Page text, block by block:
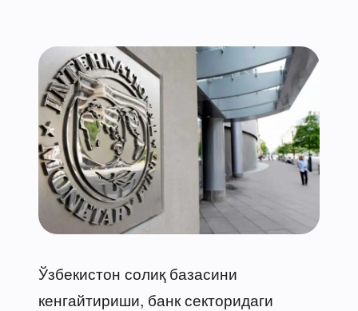
Ўзбекистон солиқ базасини
кенгайтириши, банк секторидаги